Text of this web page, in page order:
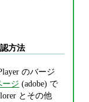
方法
のバージ
ージ (adobe) で
とその他